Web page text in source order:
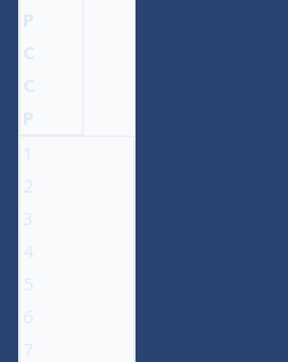
P
C
C
P
1
2
3
4
5
6
7